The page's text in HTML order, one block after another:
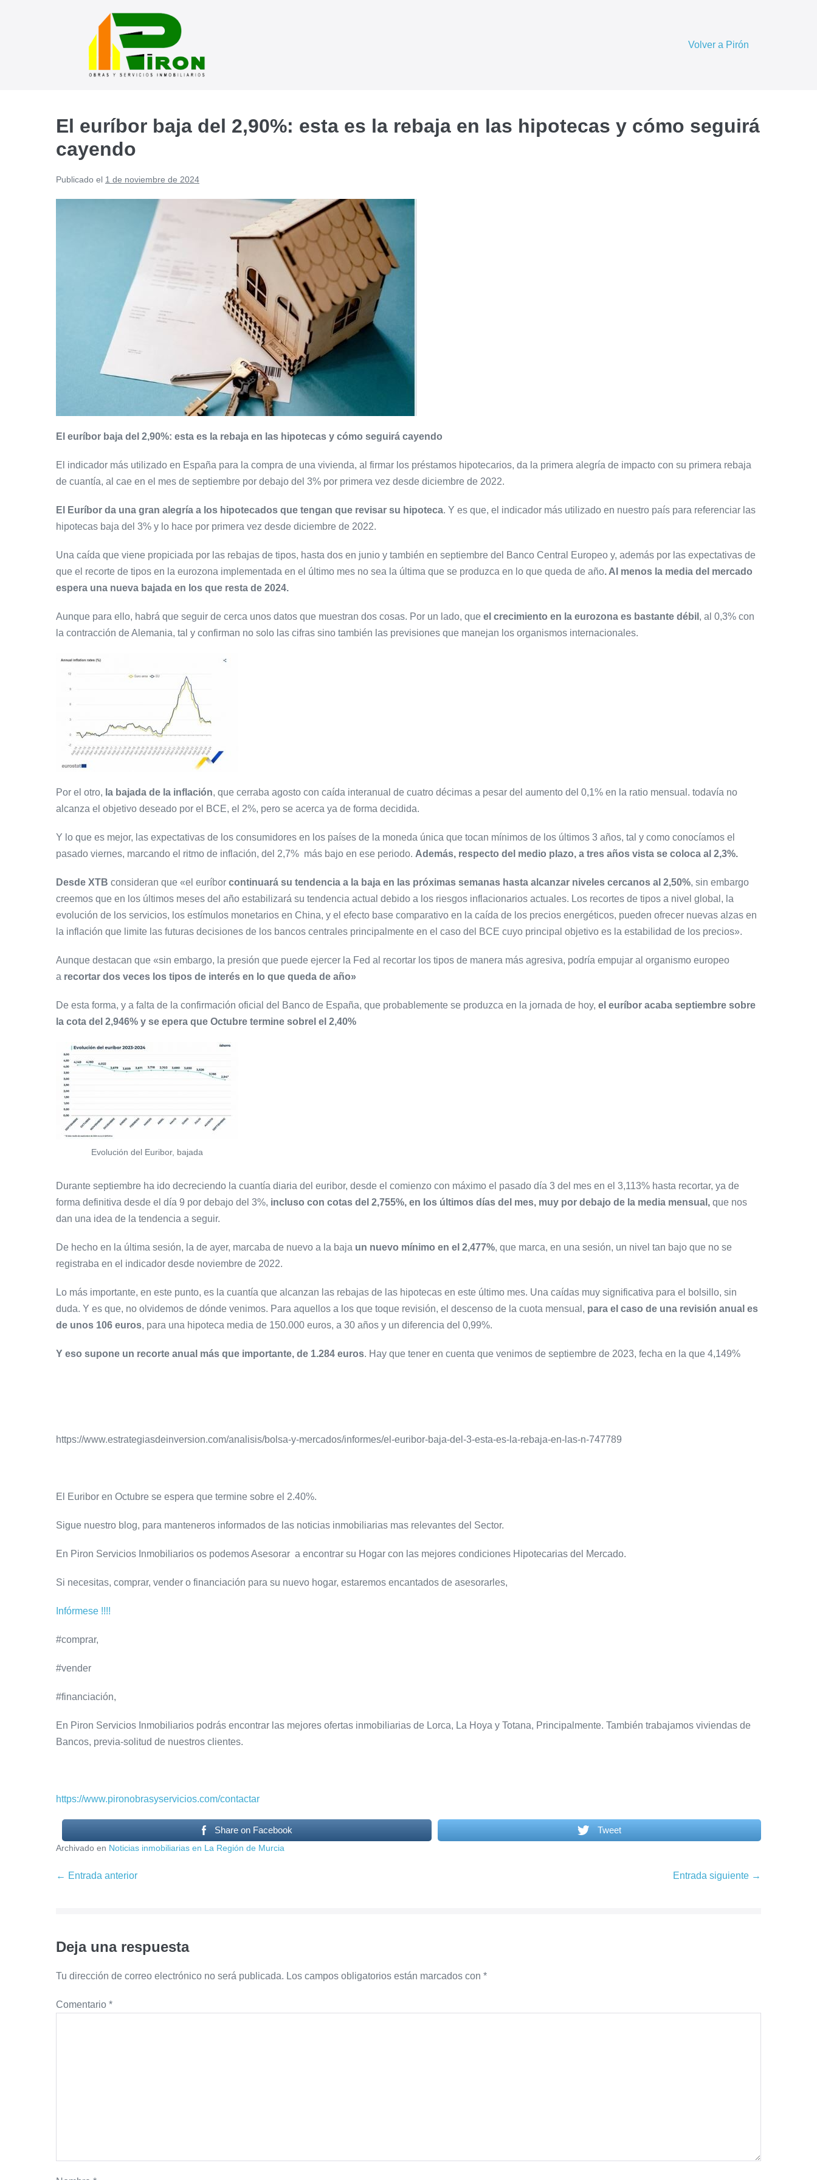
Volver a Pirón
El euríbor baja del 2,90%: esta es la rebaja en las hipotecas y cómo seguirá
cayendo
Publicado el 1 de noviembre de 2024
El euríbor baja del 2,90%: esta es la rebaja en las hipotecas y cómo seguirá cayendo
El indicador más utilizado en España para la compra de una vivienda, al firmar los préstamos hipotecarios, da la primera alegría de impacto con su primera rebaja
de cuantía, al cae en el mes de septiembre por debajo del 3% por primera vez desde diciembre de 2022.
El Euríbor da una gran alegría a los hipotecados que tengan que revisar su hipoteca. Y es que, el indicador más utilizado en nuestro país para referenciar las
hipotecas baja del 3% y lo hace por primera vez desde diciembre de 2022.
Una caída que viene propiciada por las rebajas de tipos, hasta dos en junio y también en septiembre del Banco Central Europeo y, además por las expectativas de
que el recorte de tipos en la eurozona implementada en el último mes no sea la última que se produzca en lo que queda de año. Al menos la media del mercado
espera una nueva bajada en los que resta de 2024.
Aunque para ello, habrá que seguir de cerca unos datos que muestran dos cosas. Por un lado, que el crecimiento en la eurozona es bastante débil , al 0,3% con
la contracción de Alemania, tal y confirman no solo las cifras sino también las previsiones que manejan los organismos internacionales.
Por el otro, la bajada de la inflación, que cerraba agosto con caída interanual de cuatro décimas a pesar del aumento del 0,1% en la ratio mensual. todavía no
alcanza el objetivo deseado por el BCE, el 2%, pero se acerca ya de forma decidida.
Y lo que es mejor, las expectativas de los consumidores en los países de la moneda única que tocan mínimos de los últimos 3 años, tal y como conocíamos el
pasado viernes, marcando el ritmo de inflación, del 2,7% más bajo en ese periodo. Además, respecto del medio plazo, a tres años vista se coloca al 2,3%.
Desde XTB consideran que «el euríbor continuará su tendencia a la baja en las próximas semanas hasta alcanzar niveles cercanos al 2,50%, sin embargo
creemos que en los últimos meses del año estabilizará su tendencia actual debido a los riesgos inflacionarios actuales. Los recortes de tipos a nivel global, la
evolución de los servicios, los estímulos monetarios en China, y el efecto base comparativo en la caída de los precios energéticos, pueden ofrecer nuevas alzas en
la inflación que limite las futuras decisiones de los bancos centrales principalmente en el caso del BCE cuyo principal objetivo es la estabilidad de los precios».
Aunque destacan que «sin embargo, la presión que puede ejercer la Fed al recortar los tipos de manera más agresiva, podría empujar al organismo europeo
a recortar dos veces los tipos de interés en lo que queda de año»
De esta forma, y a falta de la confirmación oficial del Banco de España, que probablemente se produzca en la jornada de hoy, el euríbor acaba septiembre sobre
la cota del 2,946% y se epera que Octubre termine sobrel el 2,40%
Evolución del Euribor, bajada
Durante septiembre ha ido decreciendo la cuantía diaria del euribor, desde el comienzo con máximo el pasado día 3 del mes en el 3,113% hasta recortar, ya de
forma definitiva desde el día 9 por debajo del 3%, incluso con cotas del 2,755%, en los últimos días del mes, muy por debajo de la media mensual, que nos
dan una idea de la tendencia a seguir.
De hecho en la última sesión, la de ayer, marcaba de nuevo a la baja un nuevo mínimo en el 2,477%, que marca, en una sesión, un nivel tan bajo que no se
registraba en el indicador desde noviembre de 2022.
Lo más importante, en este punto, es la cuantía que alcanzan las rebajas de las hipotecas en este último mes. Una caídas muy significativa para el bolsillo, sin
duda. Y es que, no olvidemos de dónde venimos. Para aquellos a los que toque revisión, el descenso de la cuota mensual, para el caso de una revisión anual es
de unos 106 euros, para una hipoteca media de 150.000 euros, a 30 años y un diferencia del 0,99%.
Y eso supone un recorte anual más que importante, de 1.284 euros. Hay que tener en cuenta que venimos de septiembre de 2023, fecha en la que 4,149%
https://www.estrategiasdeinversion.com/analisis/bolsa-y-mercados/informes/el-euribor-baja-del-3-esta-es-la-rebaja-en-las-n-747789
El Euribor en Octubre se espera que termine sobre el 2.40%.
Sigue nuestro blog, para manteneros informados de las noticias inmobiliarias mas relevantes del Sector.
En Piron Servicios Inmobiliarios os podemos Asesorar a encontrar su Hogar con las mejores condiciones Hipotecarias del Mercado.
Si necesitas, comprar, vender o financiación para su nuevo hogar, estaremos encantados de asesorarles,
Infórmese !!!!
#comprar,
#vender
#financiación,
En Piron Servicios Inmobiliarios podrás encontrar las mejores ofertas inmobiliarias de Lorca, La Hoya y Totana, Principalmente. También trabajamos viviendas de
Bancos, previa-solitud de nuestros clientes.
https://www.pironobrasyservicios.com/contactar
Share on Facebook Tweet
Archivado en Noticias inmobiliarias en La Región de Murcia
Navegación
← Entrada anterior Entrada siguiente →
Deja una respuesta
Tu dirección de correo electrónico no será publicada. Los campos obligatorios están marcados con *
Comentario *